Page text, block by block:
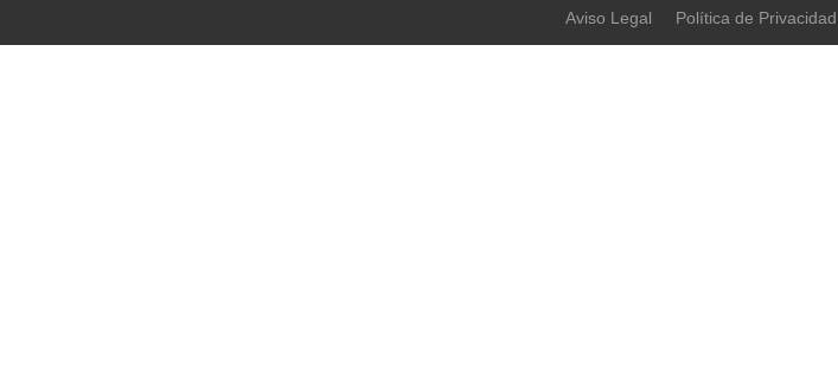
Aviso Legal Política de Privacidad